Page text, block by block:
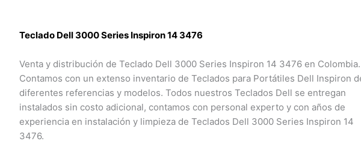
Teclado Dell 3000 Series Inspiron 14 3476
Venta y distribución de Teclado Dell 3000 Series Inspiron 14 3476 en Colombia.
Contamos con un extenso inventario de Teclados para Portátiles Dell Inspiron de
diferentes referencias y modelos. Todos nuestros Teclados Dell se entregan
instalados sin costo adicional, contamos con personal experto y con años de
experiencia en instalación y limpieza de Teclados Dell 3000 Series Inspiron 14
3476.